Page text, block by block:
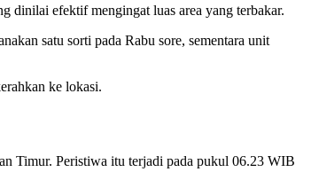
dinilai efektif mengingat luas area yang terbakar.
satu sorti pada Rabu sore, sementara unit
ke lokasi.
Timur. Peristiwa itu terjadi pada pukul 06.23 WIB